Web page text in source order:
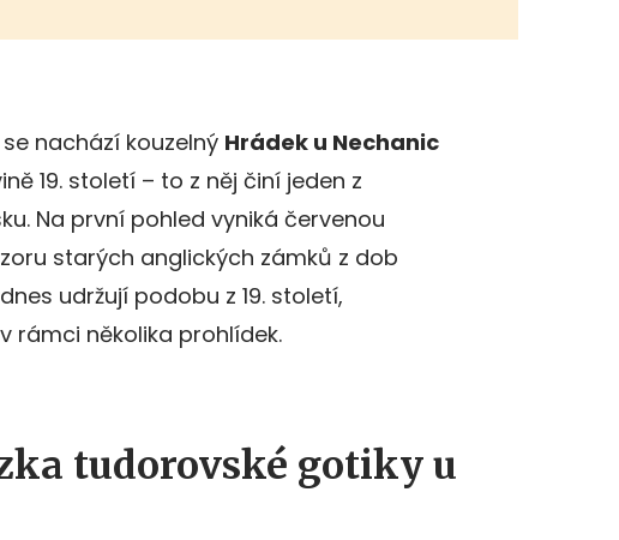
nachází kouzelný Hrádek u Nechanic
19. století – to z něj činí jeden z
Na první pohled vyniká červenou
starých anglických zámků z dob
udržují podobu z 19. století,
rámci několika prohlídek.
tudorovské gotiky u